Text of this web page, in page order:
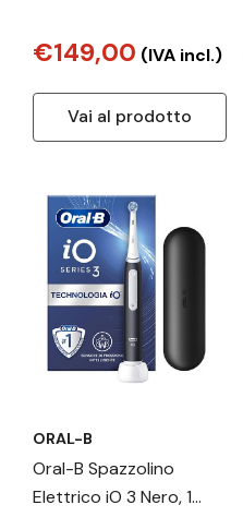
€149,00 (IVA incl.)
Vai al prodotto
ORAL-B
Oral-B Spazzolino
Elettrico iO 3 Nero, 1